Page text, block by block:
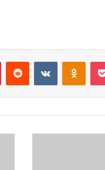
PinterestReddit VKontakte